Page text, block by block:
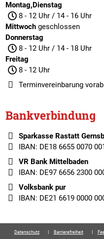
Montag,Dienstag
8 - 12 Uhr / 14 - 16 Uhr
Mittwochgeschlossen
Donnerstag
8 - 12 Uhr / 14 - 18 Uhr
Freitag
8 - 12 Uhr
Terminvereinbarung
Bankverbindung
Sparkasse Rastatt
IBAN: DE18 6655 0070
VR Bank Mittelbaden
IBAN: DE97 6656 2300
Volksbank pur
IBAN: DE21 6619 0000
Datenschutz Barrierefreiheit